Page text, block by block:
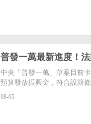
普發一萬最新進度！
中央「普發一萬」草案目前
預算發放振興金，符合設籍
08-05